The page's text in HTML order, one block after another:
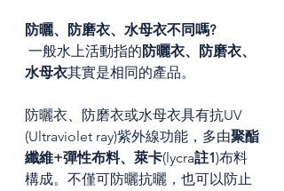
防曬、防磨衣、水母衣不同嗎?
一般水上活動指的防曬衣、防磨衣、
水母衣其實是相同的產品。
防曬衣、防磨衣或水母衣具有抗UV
(Ultraviolet ray)紫外線功能，多由聚酯
纖維+彈性布料、萊卡(lycra註1)布料
構成。不僅可防曬抗曬，也可以防止